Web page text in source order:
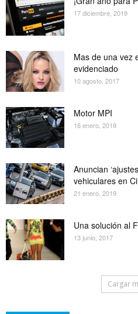
17 diciembre, 2019
Mas de una vez
evidenciado
10 agosto, 2017
Motor MPI
16 enero, 2019
Anuncian
vehiculares en
21 enero, 2019
Una solución al
13 junio, 2017
Cargar